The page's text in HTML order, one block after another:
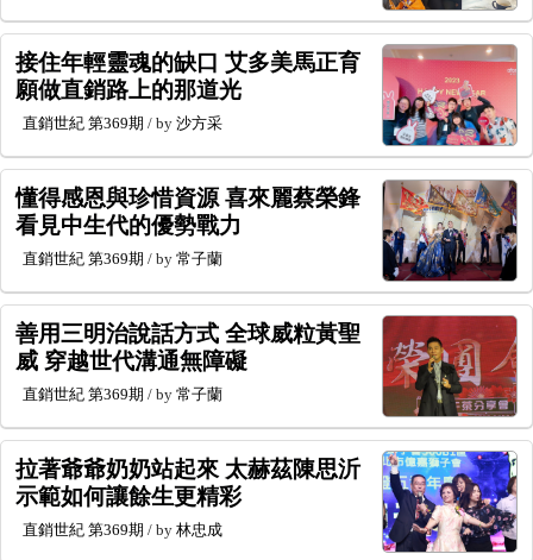
接住年輕靈魂的缺口 艾多美馬正育
願做直銷路上的那道光
直銷世紀 第369期 / by 沙方采
懂得感恩與珍惜資源 喜來麗蔡榮鋒
看見中生代的優勢戰力
直銷世紀 第369期 / by 常子蘭
善用三明治說話方式 全球威粒黃聖
威 穿越世代溝通無障礙
直銷世紀 第369期 / by 常子蘭
拉著爺爺奶奶站起來 太赫茲陳思沂
示範如何讓餘生更精彩
直銷世紀 第369期 / by 林忠成